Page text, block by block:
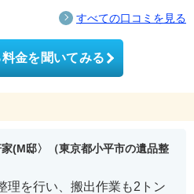
すべての口コミを見る
金を聞いてみる
(M邸〉（東京都小平市の遺品整
理を行い、搬出作業も2トン